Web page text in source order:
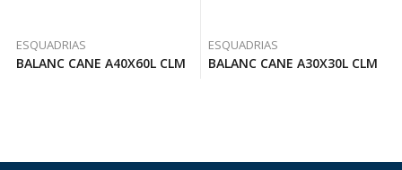
ESQUADRIAS
BALANC CANE A40X60L CLM
ESQUADRIAS
BALANC CANE A30X30L CLM